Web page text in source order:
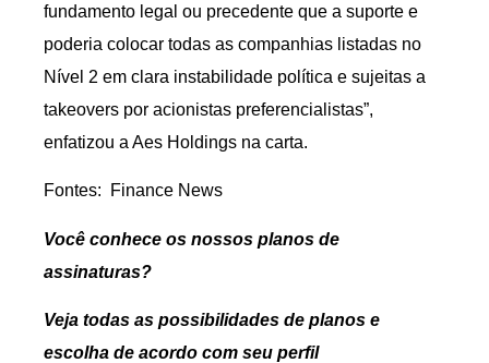
fundamento legal ou precedente que a suporte e
poderia colocar todas as companhias listadas no
Nível 2 em clara instabilidade política e sujeitas a
takeovers por acionistas preferencialistas”,
enfatizou a Aes Holdings na carta.
Fontes: Finance News
Você conhece os nossos planos de
assinaturas?
Veja todas as possibilidades de planos e
escolha de acordo com seu perfil